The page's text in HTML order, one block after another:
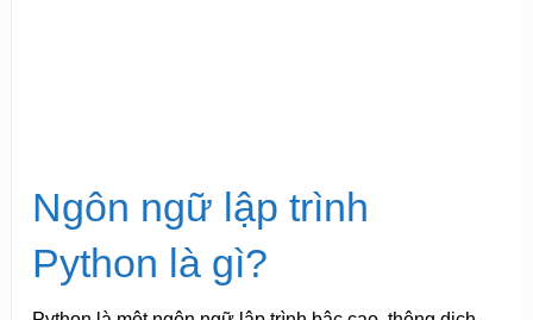
Ngôn ngữ lập trình
Python là gì?